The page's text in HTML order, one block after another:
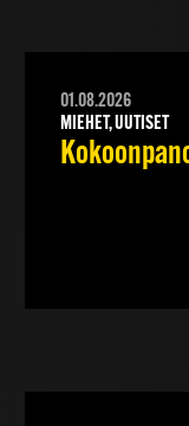
01.08.2026
MIEHET, UUTISET